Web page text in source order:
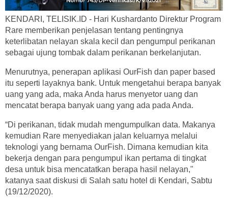
KENDARI, TELISIK.ID - Hari Kushardanto Direktur Program
Rare memberikan penjelasan tentang pentingnya
keterlibatan nelayan skala kecil dan pengumpul perikanan
sebagai ujung tombak dalam perikanan berkelanjutan.
Menurutnya, penerapan aplikasi OurFish dan paper based
itu seperti layaknya bank. Untuk mengetahui berapa banyak
uang yang ada, maka Anda harus menyetor uang dan
mencatat berapa banyak uang yang ada pada Anda.
“Di perikanan, tidak mudah mengumpulkan data. Makanya
kemudian Rare menyediakan jalan keluarnya melalui
teknologi yang bernama OurFish. Dimana kemudian kita
bekerja dengan para pengumpul ikan pertama di tingkat
desa untuk bisa mencatatkan berapa hasil nelayan,"
katanya saat diskusi di Salah satu hotel di Kendari, Sabtu
(19/12/2020).